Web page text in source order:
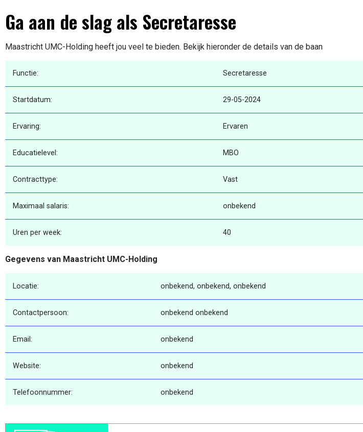
Ga aan de slag als Secretaresse
Maastricht UMC-Holding heeft jou veel te bieden. Bekijk hieronder de details van de baan
Functie: Secretaresse
Startdatum: 29-05-2024
Ervaring: Ervaren
Educatielevel: MBO
Contracttype: Vast
Maximaal salaris: onbekend
Uren per week: 40
Gegevens van Maastricht UMC-Holding
Locatie: onbekend, onbekend, onbekend
Contactpersoon: onbekend onbekend
Email: onbekend
Website: onbekend
Telefoonnummer: onbekend